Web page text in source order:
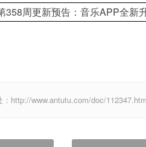
http://www.antutu.com/doc/112347.htm